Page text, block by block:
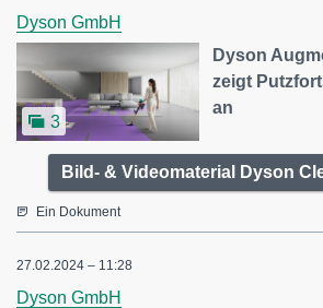
Dyson GmbH
3
Dyson
zeigt
an
Bild- & Videomaterial Dyson
Ein Dokument
27.02.2024 – 11:28
Dyson GmbH